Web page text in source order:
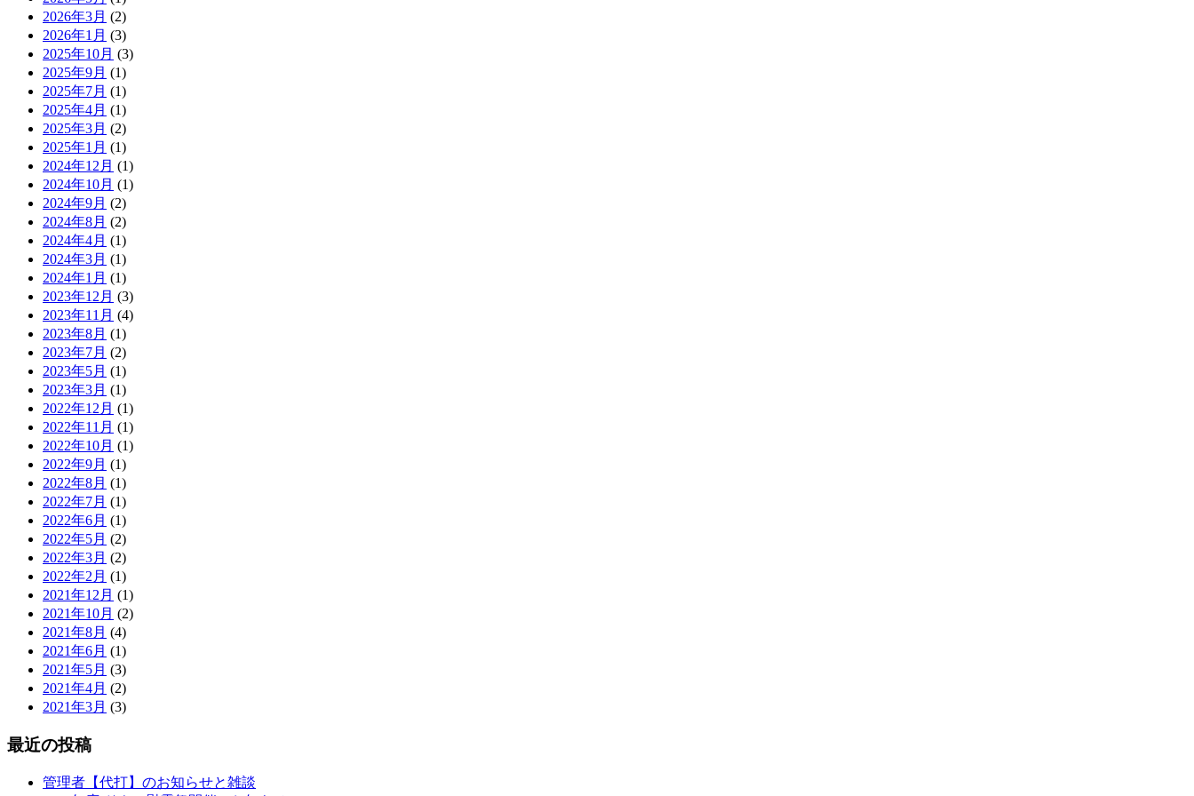
2026年3月 (2)
2026年1月 (3)
2025年10月 (3)
2025年9月 (1)
2025年7月 (1)
2025年4月 (1)
2025年3月 (2)
2025年1月 (1)
2024年12月 (1)
2024年10月 (1)
2024年9月 (2)
2024年8月 (2)
2024年4月 (1)
2024年3月 (1)
2024年1月 (1)
2023年12月 (3)
2023年11月 (4)
2023年8月 (1)
2023年7月 (2)
2023年5月 (1)
2023年3月 (1)
2022年12月 (1)
2022年11月 (1)
2022年10月 (1)
2022年9月 (1)
2022年8月 (1)
2022年7月 (1)
2022年6月 (1)
2022年5月 (2)
2022年3月 (2)
2022年2月 (1)
2021年12月 (1)
2021年10月 (2)
2021年8月 (4)
2021年6月 (1)
2021年5月 (3)
2021年4月 (2)
2021年3月 (3)
最近の投稿
管理者【代打】のお知らせと雑談